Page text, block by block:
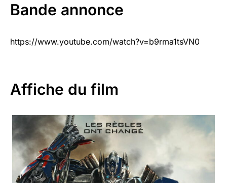
Bande annonce
https://www.youtube.com/watch?v=b9rma1tsVN0
Affiche du film